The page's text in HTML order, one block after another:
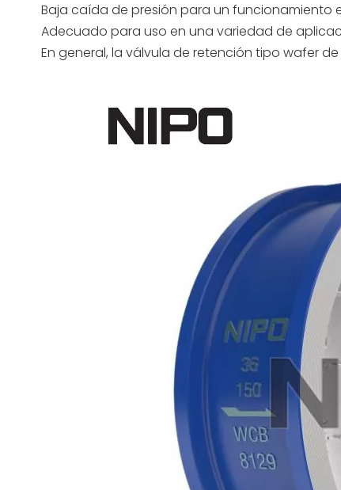
Baja caída de presión para un funcionamiento
Adecuado para uso en una variedad de
En general, la válvula de retención tipo wafer